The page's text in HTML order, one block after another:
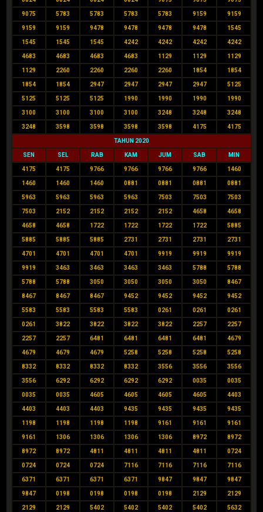
9075 5783 5783 5783 5783 9159 9159
9159 9159 9478 9478 9478 9478 1545
1545 1545 1545 4242 4242 4242 4242
4683 4683 4683 4683 1129 1129 1129
1129 2260 2260 2260 2260 1854 1854
1854 1854 2947 2947 2947 2947 5125
5125 5125 5125 1990 1990 1990 1990
3100 3100 3100 3100 3248 3248 3248
3248 3598 3598 3598 3598 4175 4175
TAHUN 2020
SEN SEL RAB KAM JUM SAB MIN
4175 4175 9766 9766 9766 9766 1460
1460 1460 1460 0881 0881 0881 0881
5963 5963 5963 5963 7503 7503 7503
7503 2152 2152 2152 2152 4658 4658
4658 4658 1722 1722 1722 1722 5885
5885 5885 5885 2731 2731 2731 2731
4701 4701 4701 4701 9919 9919 9919
9919 3463 3463 3463 3463 5788 5788
5788 5788 3050 3050 3050 3050 8467
8467 8467 8467 9452 9452 9452 9452
5583 5583 5583 5583 0261 0261 0261
0261 3822 3822 3822 3822 2257 2257
2257 2257 6481 6481 6481 6481 4679
4679 4679 4679 5258 5258 5258 5258
8332 8332 8332 8332 3556 3556 3556
3556 6292 6292 6292 6292 0035 0035
0035 0035 4605 4605 4605 4605 4403
4403 4403 4403 9435 9435 9435 9435
1198 1198 1198 1198 9161 9161 9161
9161 1306 1306 1306 1306 8972 8972
8972 8972 4811 4811 4811 4811 0724
0724 0724 0724 7116 7116 7116 7116
6371 6371 6371 6371 9847 9847 9847
9847 0198 0198 0198 0198 2129 2129
2129 2129 5402 5402 5402 5402 5632